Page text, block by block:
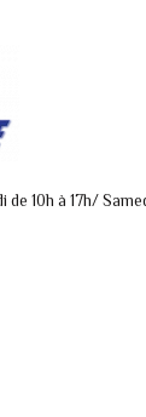
10h à 17h/